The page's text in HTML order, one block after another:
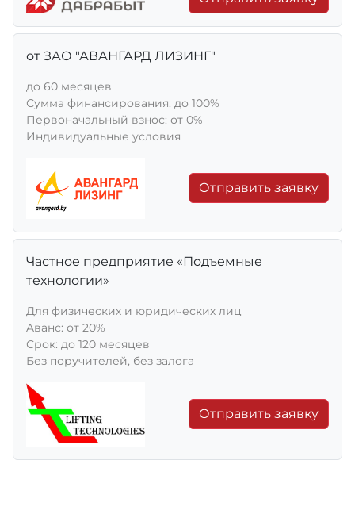
от ЗАО "АВАНГАРД ЛИЗИНГ"
до 60 месяцев
Сумма финансирования: до 100%
Первоначальный взнос: от 0%
Индивидуальные условия
Отправить заявку
Частное предприятие «Подъемные
технологии»
Для физических и юридических лиц
Aванс: от 20%
Срок: до 120 месяцев
Без поручителей, без залога
Отправить заявку